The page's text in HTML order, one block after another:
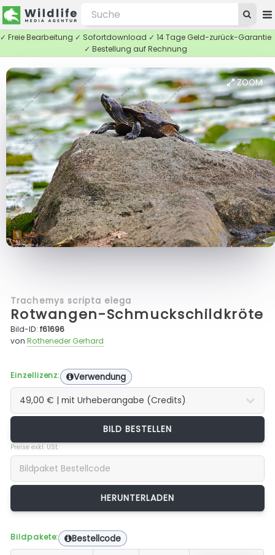
✓ Freie Bearbeitung ✓ Sofortdownload ✓ 14 Tage Geld-zurück-Garantie
✓ Bestellung auf Rechnung
ZOOM
Trachemys scripta elega
Rotwangen-Schmuckschildkröte
Bild-ID:f61696
vonRotheneder Gerhard
Einzellizenz: Verwendung
BILD BESTELLEN
Preise exkl. USt.
Bildpakete: Bestellcode